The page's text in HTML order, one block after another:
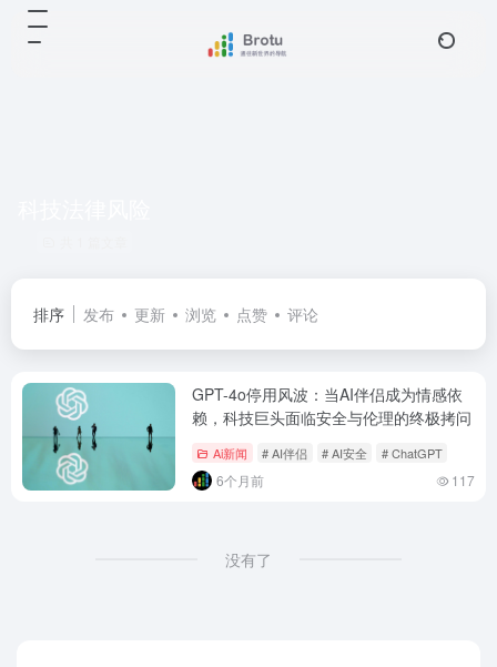
排序 发布 更新 浏览 点赞 评论
GPT-4o停用风波：当AI伴侣成为情感依
赖，科技巨头面临安全与伦理的终极拷问
Ai新闻 # AI伴侣 # AI安全 # ChatGPT
6个月前 117
没有了